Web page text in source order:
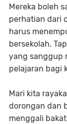
Mereka boleh
perhatian dari
harus
bersekolah.
yang sanggup
pelajaran bagi
Mari kita
dorongan dan
menggali